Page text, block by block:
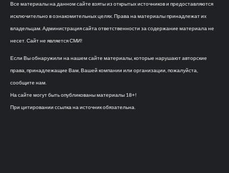
Все материалы на данном сайте взяты из открытых источников и предоставляются
исключительно в ознакомительных целях. Права на материалы принадлежат их
владельцам. Администрация сайта ответственности за содержание материала не
несет. Сайт не является СМИ!
Если Вы обнаружили на нашем сайте материалы, которые нарушают авторские
права, принадлежащие Вам, Вашей компании или организации, пожалуйста,
сообщите нам.
На сайте могут быть опубликованы материалы 18+!
При цитировании ссылка на источник обязательна.